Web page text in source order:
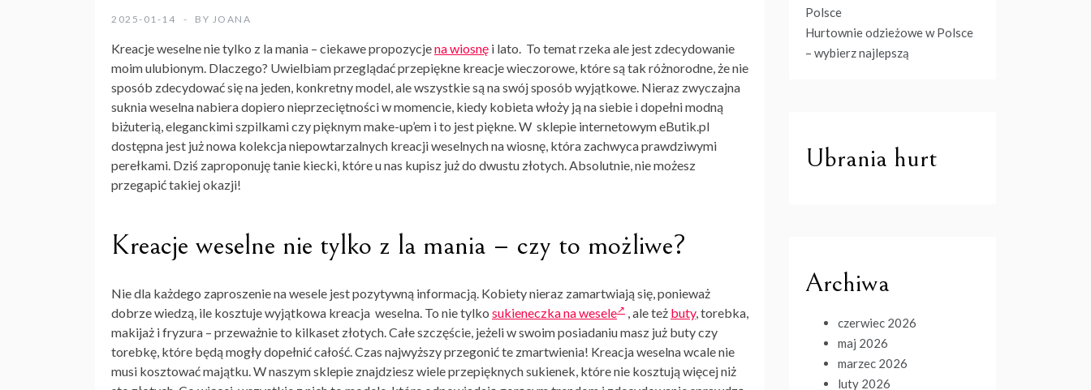
2025-01-14 BY JOANA
Kreacje weselne nie tylko z la mania – ciekawe propozycjena wiosnę i lato. To temat rzeka ale jest zdecydowanie
moim ulubionym. Dlaczego? Uwielbiam przeglądać przepiękne kreacje wieczorowe, które są tak różnorodne, że nie
sposób zdecydować się na jeden, konkretny model, ale wszystkie są na swój sposób wyjątkowe. Nieraz zwyczajna
suknia weselnanabiera dopiero nieprzeciętności w momencie, kiedy kobieta włoży ją na siebie i dopełni modną
biżuterią, eleganckimi szpilkami czy pięknym make-up’em i to jest piękne. W sklepie internetowym eButik.pl
dostępna jest już nowa kolekcjaniepowtarzalnych kreacji weselnych na wiosnę, która zachwyca prawdziwymi
perełkami. Dziś zaproponuję tanie kiecki, które u nas kupisz już do dwustu złotych. Absolutnie, nie możesz
przegapić takiej okazji!
Kreacje weselne nie tylko z la mania – czy to możliwe?
Nie dla każdego zaproszenie na wesele jest pozytywną informacją. Kobiety nieraz zamartwiają się, ponieważ
dobrze wiedzą, ile kosztujewyjątkowa kreacja weselna. To nie tylko sukieneczka na wesele , ale też buty, torebka,
makijaż i fryzura – przeważnie to kilkaset złotych. Całe szczęście, jeżeli w swoim posiadaniu masz już buty czy
torebkę, które będą mogły dopełnić całość. Czas najwyższy przegonić te zmartwienia! Kreacja weselna wcale nie
musi kosztować majątku. W naszym sklepie znajdziesz wiele przepięknych sukienek, które nie kosztują więcej niż
Polsce
Hurtownie odzieżowe w Polsce
– wybierz najlepszą
Ubrania hurt
Archiwa
czerwiec 2026
maj 2026
marzec 2026
luty 2026